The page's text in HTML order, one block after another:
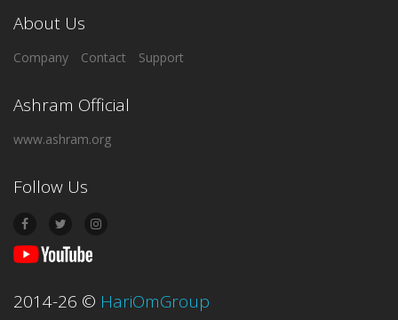
About Us
Company Contact Support
Ashram Official
www.ashram.org
Follow Us
2014-26 © HariOmGroup